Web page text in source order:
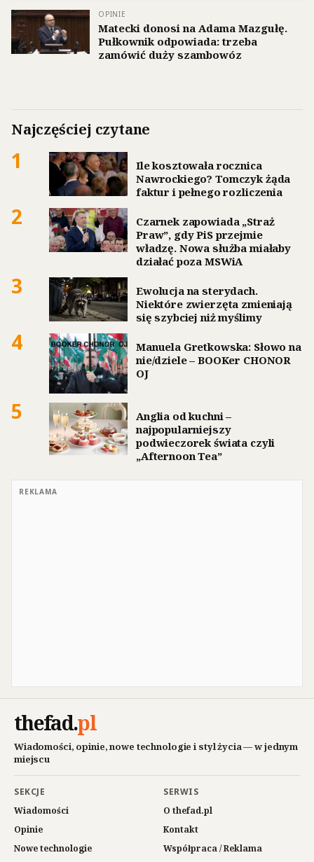
OPINIE
Matecki donosi na Adama Mazgułę.
Pułkownik odpowiada: trzeba
zamówić duży szambowóz
Najczęściej czytane
1
Ile kosztowała rocznica
Nawrockiego? Tomczyk żąda
faktur i pełnego rozliczenia
2
Czarnek zapowiada „Straż
Praw”, gdy PiS przejmie
władzę. Nowa służba miałaby
działać poza MSWiA
3
Ewolucja na sterydach.
Niektóre zwierzęta zmieniają
się szybciej niż myślimy
4
Manuela Gretkowska: Słowo na
nie/dziele – BOOKer CHONOR
OJ
5
Anglia od kuchni –
najpopularniejszy
podwieczorek świata czyli
„Afternoon Tea”
REKLAMA
thefad.pl
Wiadomości, opinie, nowe technologie i styl życia — w jednym
miejscu
SEKCJE
Wiadomości
Opinie
Nowe technologie
SERWIS
O thefad.pl
Kontakt
Współpraca / Reklama